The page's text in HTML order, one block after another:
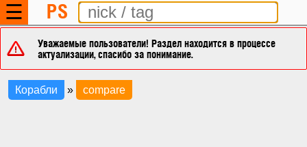
☰ PS
Уважаемые пользователи! Раздел находится в процессе
актуализации, спасибо за понимание.
Корабли » compare